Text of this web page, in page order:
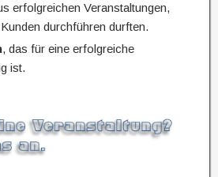
erfolgreichen Veranstaltungen,
durchführen durften.
, das für eine erfolgreiche
ist.